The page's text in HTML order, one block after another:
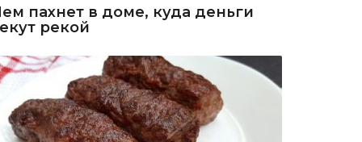
пахнет в доме, куда деньги
рекой